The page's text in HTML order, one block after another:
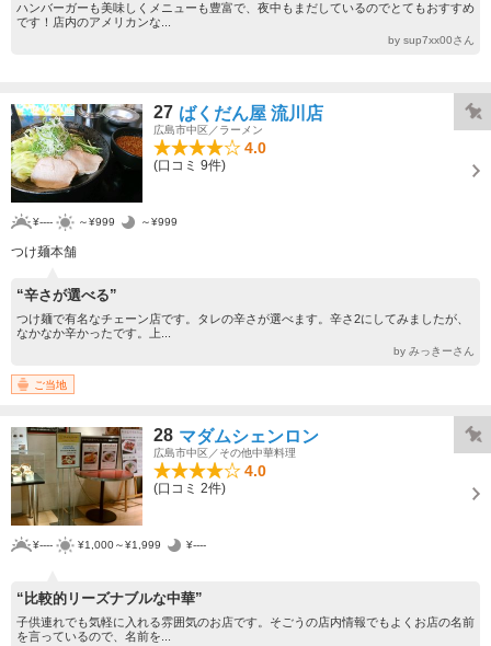
ハンバーガーも美味しくメニューも豊富で、夜中もまだしているのでとてもおすすめ
です！店内のアメリカンな...
by sup7xx00さん
27 ばくだん屋 流川店
広島市中区／ラーメン
4.0
(口コミ 9件)
¥---- ～¥999 ～¥999
つけ麺本舗
“辛さが選べる”
つけ麺で有名なチェーン店です。タレの辛さが選べます。辛さ2にしてみましたが、
なかなか辛かったです。上...
by みっきーさん
ご当地
28 マダムシェンロン
広島市中区／その他中華料理
4.0
(口コミ 2件)
¥---- ¥1,000～¥1,999 ¥----
“比較的リーズナブルな中華”
子供連れでも気軽に入れる雰囲気のお店です。そごうの店内情報でもよくお店の名前
を言っているので、名前を...